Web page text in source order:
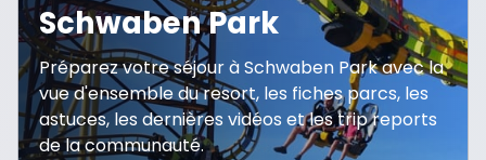
Schwaben Park
Préparez votre séjour à Schwaben Park avec la
vue d'ensemble du resort, les fiches parcs, les
astuces, les dernières vidéos et les trip reports
de la communauté.